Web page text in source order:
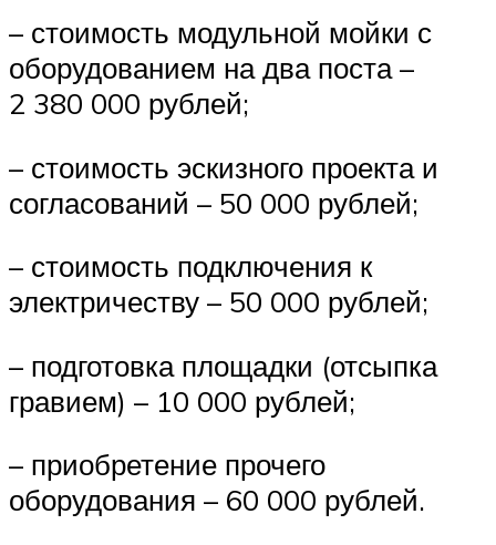
– стоимость модульной мойки с
оборудованием на два поста –
2 380 000 рублей;
– стоимость эскизного проекта и
согласований – 50 000 рублей;
– стоимость подключения к
электричеству – 50 000 рублей;
– подготовка площадки (отсыпка
гравием) – 10 000 рублей;
– приобретение прочего
оборудования – 60 000 рублей.